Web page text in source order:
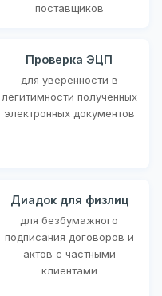
поставщиков
Проверка ЭЦП
для уверенности в
легитимности полученных
электронных документов
Диадок для физлиц
для безбумажного
подписания договоров и
актов с частными
клиентами